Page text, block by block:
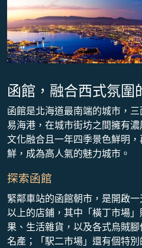
函館，融合西式氛圍
函館是北海道最南端的城市，
易海港，在城市街坊之間擁有
文化融合且一年四季景色鮮明
鮮，成為高人氣的魅力城市。
探索函館
緊鄰車站的函館朝市，是開啟
以上的店鋪，其中「橫丁市場
果、生活雜貨，以及各式烏賊
名產；「駅二市場​」還有個特